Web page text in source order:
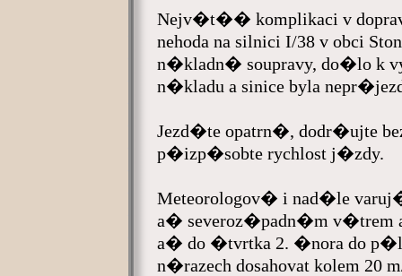
Nejv�t�� komplikaci v
nehoda na silnici I/38 v obci
n�kladn� soupravy, do�lo k
n�kladu a sinice byla
Jezd�te opatrn�, dodr�ujte
p�izp�sobte rychlost j�zdy.
Meteorologov� i nad�le
a� severoz�padn�m v�trem
a� do �tvrtka 2. �nora do
n�razech dosahovat kolem 20